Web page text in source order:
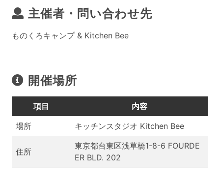
主催者・問い合わせ先
ものくろキャンプ & Kitchen Bee
開催場所
項目
内容
場所
キッチンスタジオ Kitchen Bee
住所
東京都台東区浅草橋1-8-6 FOURDE
ER BLD. 202